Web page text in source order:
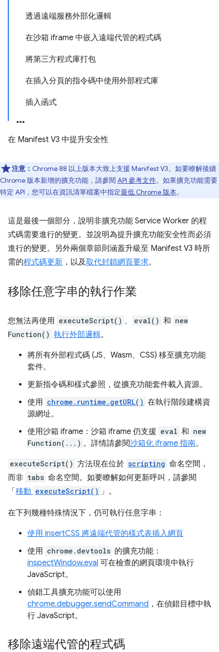
透過遠端服務外部化邏輯
在沙箱 iframe 中嵌入遠端代管的程式碼
將第三方程式庫打包
在插入分頁的指令碼中使用外部程式庫
插入函式
在 Manifest V3 中提升安全性
注意： Chrome 88 以上版本大致上支援 Manifest V3。如要瞭解後續
Chrome 版本新增的擴充功能，請參閱 API 參考文件。如果擴充功能需要
特定 API，您可以在資訊清單檔案中指定最低 Chrome 版本。
這是最後一個部分，說明非擴充功能 Service Worker 的程
式碼需要進行的變更。並說明為提升擴充功能安全性而必須
進行的變更。另外兩個章節則涵蓋升級至 Manifest V3 時所
需的程式碼更新 ，以及取代封鎖網頁要求。
移除任意字串的執行作業
您無法再使用 executeScript() 、 eval() 和 new
Function() 執行外部邏輯。
將所有外部程式碼 (JS、Wasm、CSS) 移至擴充功能
套件。
更新指令碼和樣式參照，從擴充功能套件載入資源。
使用 chrome.runtime.getURL() 在執行階段建構資
源網址。
使用沙箱 iframe：沙箱 iframe 仍支援 eval 和 new
Function(...) 。詳情請參閱沙箱化 iframe 指南。
executeScript() 方法現在位於 scripting 命名空間，
而非 tabs 命名空間。如要瞭解如何更新呼叫，請參閱
「 移動 executeScript() 」。
在下列幾種特殊情況下，仍可執行任意字串：
使用 insertCSS 將遠端代管的樣式表插入網頁
使用 chrome.devtools 的擴充功能：
inspectWindow.eval 可在檢查的網頁環境中執行
JavaScript。
偵錯工具擴充功能可以使用
chrome.debugger.sendCommand ，在偵錯目標中執
行 JavaScript。
移除遠端代管的程式碼